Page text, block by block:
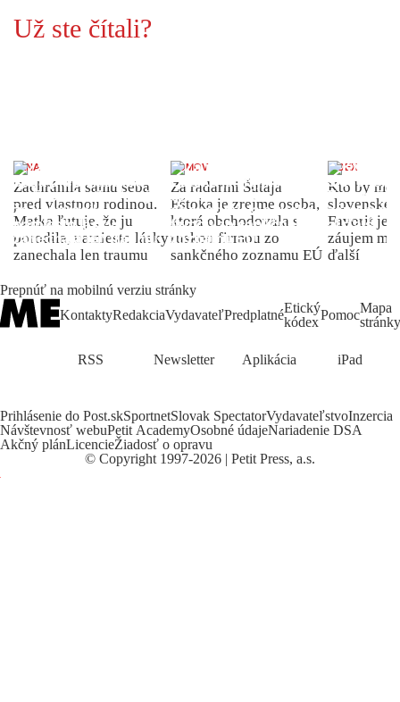
Už ste čítali?
ŽENA
Zachránila samu seba
pred vlastnou rodinou.
Matka ľutuje, že ju
porodila, namiesto lásky
zanechala len traumu
DOMOV
Za radarmi Šutaja
Eštoka je zrejme osoba,
ktorá obchodovala s
ruskou firmou zo
sankčného zoznamu EÚ
INDEX
Kto by
slovenské
Favorit je
záujem
ďalší
Prepnúť na mobilnú verziu stránky
KontaktyRedakciaVydavateľPredplatnéEtický
kódexPomocMapa
stránky
RSS Newsletter Aplikácia iPad
Prihlásenie do Post.skSportnetSlovak SpectatorVydavateľstvoInzercia
Návštevnosť webuPetit AcademyOsobné údajeNariadenie DSA
Akčný plánLicencieŽiadosť o opravu
© Copyright1997-2026 | Petit Press, a.s.